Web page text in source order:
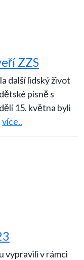
ZZS
další lidský život
písně s
15. května byli
více..
vypravili v rámci